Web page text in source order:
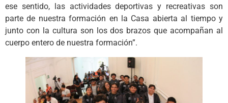
ese sentido, las actividades deportivas y recreativas son
parte de nuestra formación en la Casa abierta al tiempo y
junto con la cultura son los dos brazos que acompañan al
cuerpo entero de nuestra formación”.